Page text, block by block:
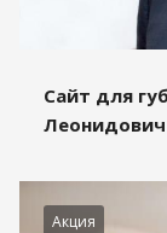
Сайт для
Леонидович
Акция